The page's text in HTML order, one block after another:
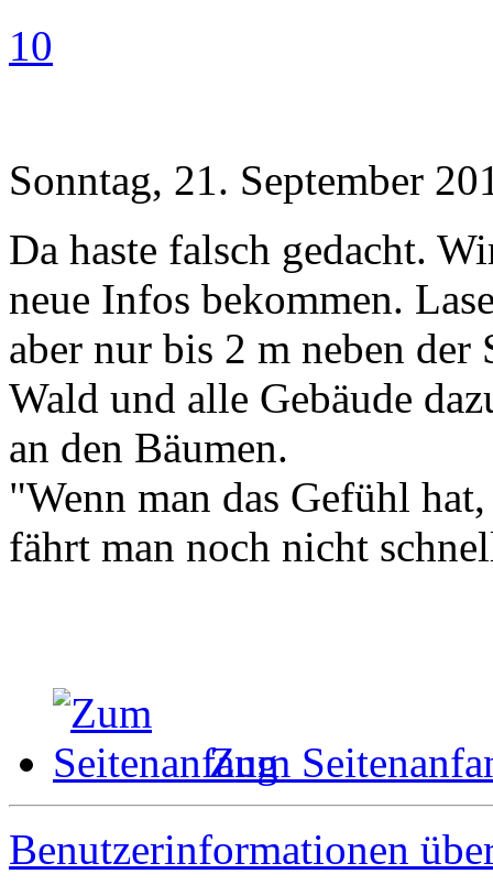
10
Sonntag, 21. September
Da haste falsch gedacht.
neue Infos bekommen.
aber nur bis 2 m neben
Wald und alle Gebäude
an den Bäumen.
"Wenn man das Gefühl
fährt man noch nicht
Zum
Benutzerinformationen